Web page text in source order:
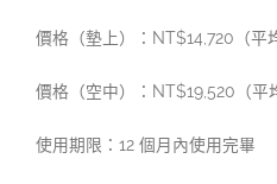
價格（墊上）：NT$14,720（平
價格（空中）：NT$19,520（平
使用期限：12 個月內使用完畢